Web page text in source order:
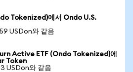
Tokenized)에서 Ondo U.S.
USDon와 같음
Active ETF (Ondo Tokenized)에
Token
USDon와 같음